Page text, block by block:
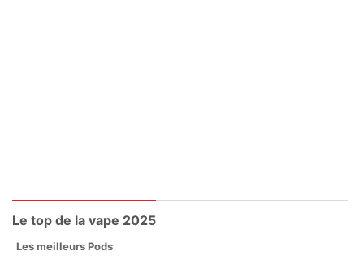
Le top de la vape 2025
Les meilleurs Pods